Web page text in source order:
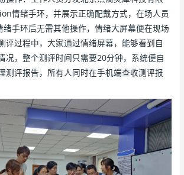
情绪手环，并展示正确配戴方式，在场人员
手环后无需其他操作，情绪大屏幕便在现场
评过程中，大家通过情绪屏幕，能够看到自
况，整个测评时间只需要20分钟，系统便自
测评报告，所有人同时在手机端查收测评报